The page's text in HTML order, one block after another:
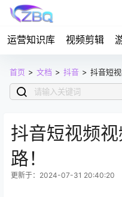
运营知识库 视频剪辑
首页 > 文档 > 抖音 > 抖音短
抖音短视频
路！
更新于：2024-07-31 20:40:20